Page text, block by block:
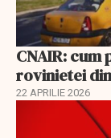
CNAIR: cum
rovinietei
22 APRILIE 2026